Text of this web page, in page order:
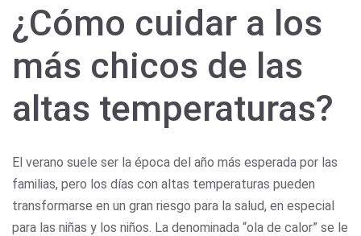
¿Cómo cuidar a los
más chicos de las
altas temperaturas?
El verano suele ser la época del año más esperada por las
familias, pero los días con altas temperaturas pueden
transformarse en un gran riesgo para la salud, en especial
para las niñas y los niños. La denominada “ola de calor” se le